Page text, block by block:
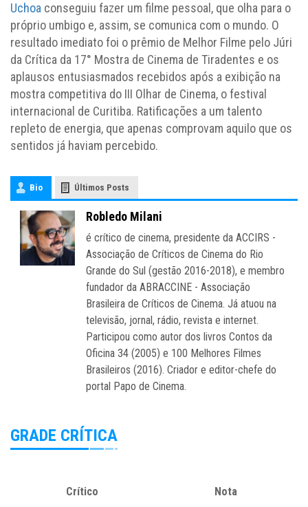
Uchoa conseguiu fazer um filme pessoal, que olha para o
próprio umbigo e, assim, se comunica com o mundo. O
resultado imediato foi o prêmio de Melhor Filme pelo Júri
da Crítica da 17° Mostra de Cinema de Tiradentes e os
aplausos entusiasmados recebidos após a exibição na
mostra competitiva do III Olhar de Cinema, o festival
internacional de Curitiba. Ratificações a um talento
repleto de energia, que apenas comprovam aquilo que os
sentidos já haviam percebido.
Bio Últimos Posts
Robledo Milani
é crítico de cinema, presidente da ACCIRS -
Associação de Críticos de Cinema do Rio
Grande do Sul (gestão 2016-2018), e membro
fundador da ABRACCINE - Associação
Brasileira de Críticos de Cinema. Já atuou na
televisão, jornal, rádio, revista e internet.
Participou como autor dos livros Contos da
Oficina 34 (2005) e 100 Melhores Filmes
Brasileiros (2016). Criador e editor-chefe do
portal Papo de Cinema.
GRADE CRÍTICA
Crítico Nota